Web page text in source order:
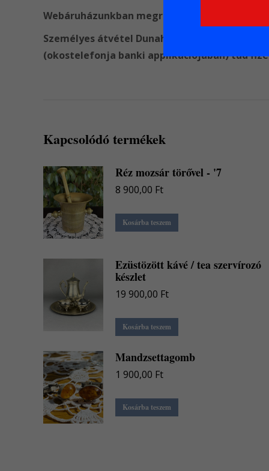
Webáruházunkban megrendelés esetén
Személyes átvétel Dunaharasztin, az
(okostelefonja banki applikációjában) tud
Kapcsolódó termékek
Réz mozsár törővel - '7
8 900,00 Ft
Kosárba teszem
Ezüstözött kávé / tea szervírozó
készlet
19 900,00 Ft
Kosárba teszem
Mandzsettagomb
1 900,00 Ft
Kosárba teszem